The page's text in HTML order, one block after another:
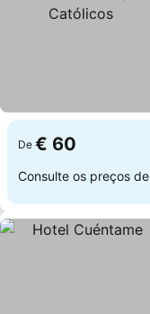
De € 60
Consulte os preços de